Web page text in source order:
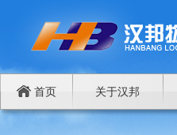
首页 关于汉邦